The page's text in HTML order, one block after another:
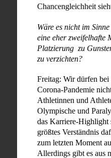
Chancengleichheit
Wäre es nicht im
eine eher zweifelhafte
Platzierung zu
zu verzichten?
Freitag: Wir dürfen
Corona-Pandemie
Athletinnen und
Olympische und
das Karriere-Highlight
größtes Verständnis
zum letzten Moment
Allerdings gibt es aus